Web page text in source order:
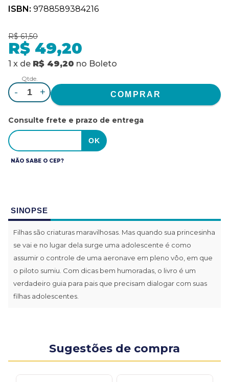
ISBN: 9788589384216
R$ 61,50
R$ 49,20
1 x de R$ 49,20 no Boleto
Qtde.
- +
Consulte frete e prazo de entrega
NÃO SABE O CEP?
SINOPSE
Filhas são criaturas maravilhosas. Mas quando sua princesinha
se vai e no lugar dela surge uma adolescente é como
assumir o controle de uma aeronave em pleno vôo, em que
o piloto sumiu. Com dicas bem humoradas, o livro é um
verdadeiro guia para pais que precisam dialogar com suas
filhas adolescentes.
Sugestões de compra